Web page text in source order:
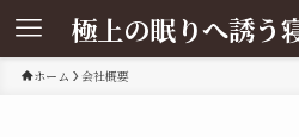
極上の眠りへ誘う
ホーム 会社概要